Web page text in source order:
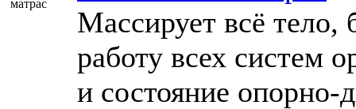
Массирует всё тело,
работу всех систем
и состояние опорно-